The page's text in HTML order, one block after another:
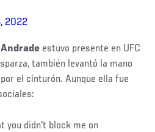
2022
estuvo presente en UFC
también levantó la mano
el cinturón. Aunque ella fue
you didn't block me on